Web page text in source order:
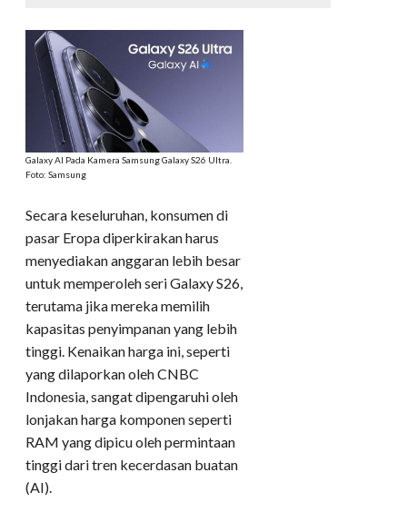
Galaxy AI Pada Kamera Samsung Galaxy S26 Ultra.
Foto: Samsung
Secara keseluruhan, konsumen di
pasar Eropa diperkirakan harus
menyediakan anggaran lebih besar
untuk memperoleh seri Galaxy S26,
terutama jika mereka memilih
kapasitas penyimpanan yang lebih
tinggi. Kenaikan harga ini, seperti
yang dilaporkan oleh CNBC
Indonesia, sangat dipengaruhi oleh
lonjakan harga komponen seperti
RAM yang dipicu oleh permintaan
tinggi dari tren kecerdasan buatan
(AI).